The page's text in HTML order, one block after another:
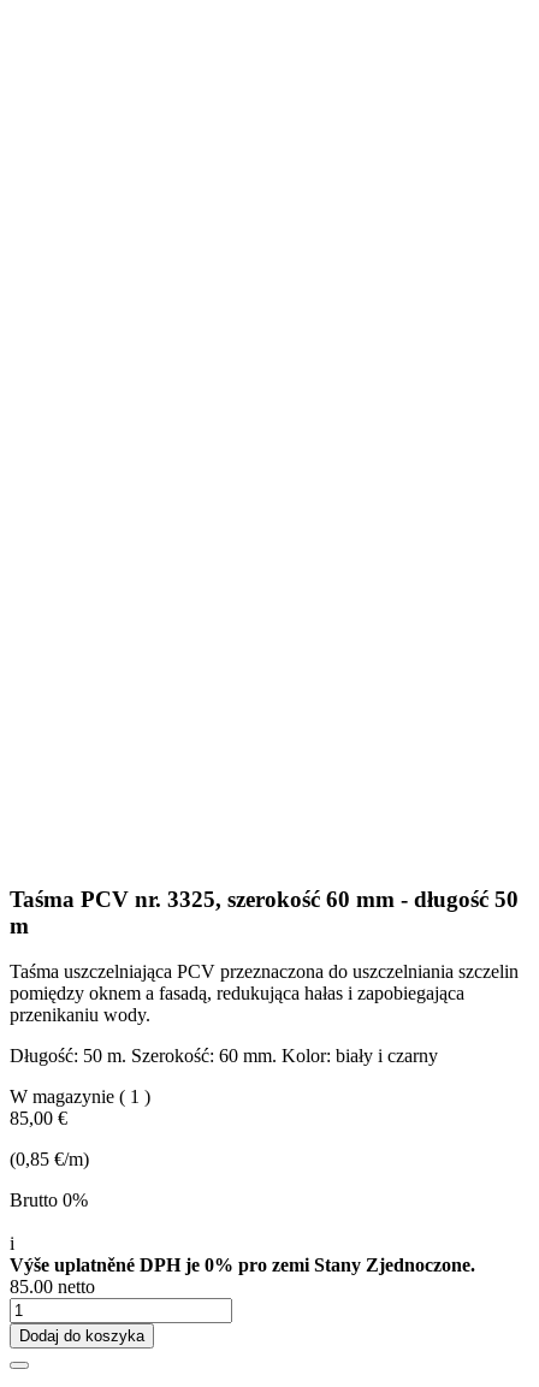
Taśma PCV nr. 3325, szerokość 60 mm - długość 50
m
Taśma uszczelniająca PCV przeznaczona do uszczelniania szczelin
pomiędzy oknem a fasadą, redukująca hałas i zapobiegająca
przenikaniu wody.
Długość: 50 m. Szerokość: 60 mm. Kolor: biały i czarny
W magazynie ( 1 )
85,00 €
(0,85 €/m)
Brutto 0%
i
Výše uplatněné DPH je 0% pro zemi Stany Zjednoczone.
85.00 netto
Dodaj do koszyka